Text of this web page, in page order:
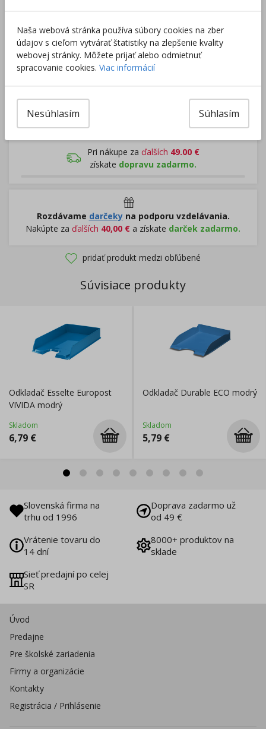
Externý sklad
8 ks
Zobraziť dostupnosť v predajniach
–
Pri nákupe za ďalších 49.00€
získate dopravu zadarmo.
Rozdávame darčeky na podporu vzdelávania.
Nakúpte za ďalších 40,00 € a získate darček zadarmo.
pridať produkt medzi obľúbené
Súvisiace produkty
Odkladač Esselte Europost
VIVIDA modrý
Skladom
6,79 €
Odkladač Durable ECO modrý
Skladom
5,79 €
Slovenská firma na
trhu od 1996
Doprava zadarmo už
od 49 €
Vrátenie tovaru do
14 dní
8000+ produktov na
sklade
Sieť predajní po celej
SR
Úvod
Predajne
Pre školské zariadenia
Firmy a organizácie
Kontakty
Registrácia / Prihlásenie
Naša webová stránka používa súbory cookies na zber
údajov s cieľom vytvárať štatistiky na zlepšenie kvality
webovej stránky. Môžete prijať alebo odmietnuť
spracovanie cookies. Viac informácií
Súhlasím
Nesúhlasím